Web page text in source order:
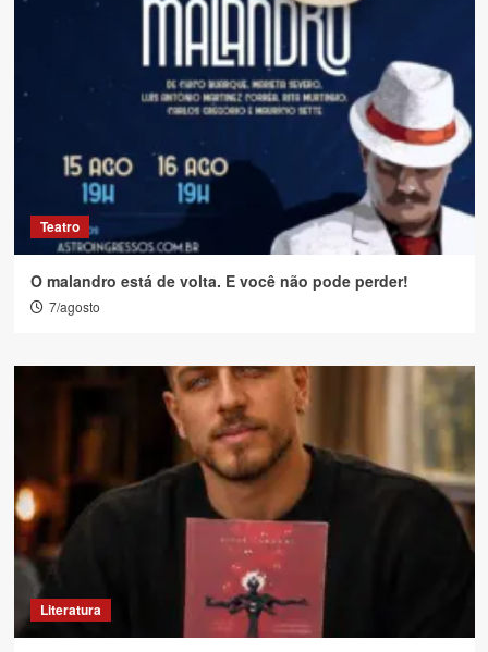
Teatro
O malandro está de volta. E você não pode perder!
7/agosto
Literatura